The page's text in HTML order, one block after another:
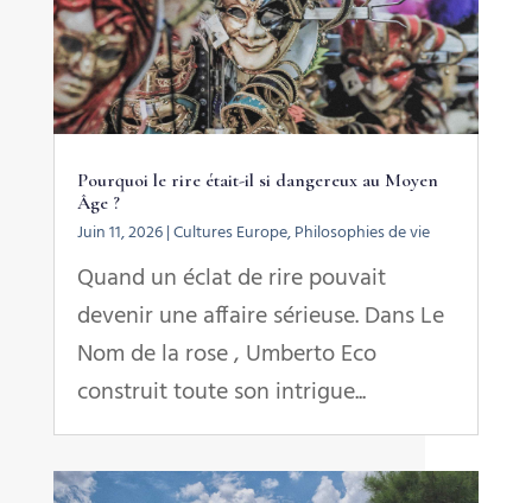
Pourquoi le rire était-il si dangereux au Moyen
Âge ?
Juin 11, 2026|Cultures Europe,Philosophies de vie
Quand un éclat de rire pouvait
devenir une affaire sérieuse. Dans Le
Nom de la rose , Umberto Eco
construit toute son intrigue...